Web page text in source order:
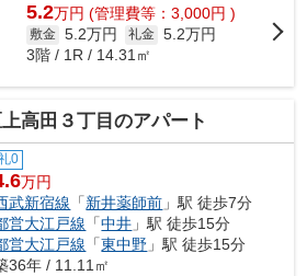
5.2万円 (管理費等：3,000円 )
敷金 5.2万円 礼金 5.2万円
3階 / 1R / 14.31㎡
高田３丁目のアパート
0
万円
武新宿線 「新井薬師前 」駅 徒歩7分
営大江戸線 「中井 」駅 徒歩15分
営大江戸線 「東中野 」駅 徒歩15分
36年 / 11.11㎡